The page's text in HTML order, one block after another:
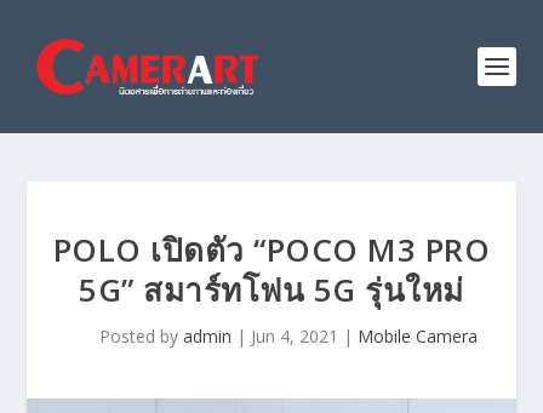
POLO เปิดตัว “POCO M3 PRO
5G” สมาร์ทโฟน 5G รุ่นใหม่
Posted by admin | Jun 4, 2021 | Mobile Camera